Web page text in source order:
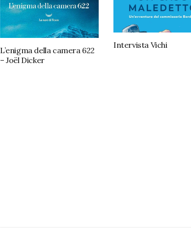
L’enigma della camera 622
– Joël Dicker
Intervista Vichi